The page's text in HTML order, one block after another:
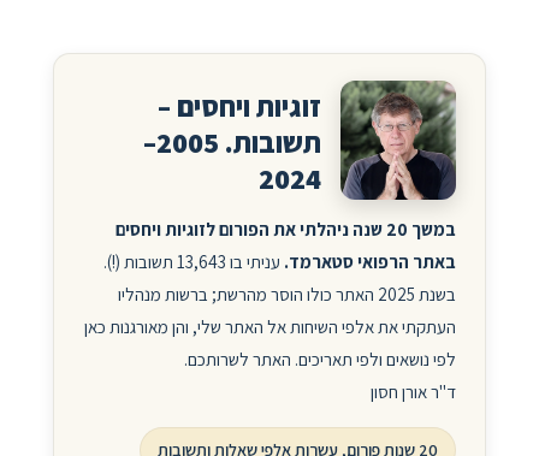
זוגיות ויחסים –
תשובות. 2005–
2024
במשך 20 שנה ניהלתי את הפורום לזוגיות ויחסים
באתר הרפואי סטארמד.
עניתי בו 13,643 תשובות (!).
בשנת 2025 האתר כולו הוסר מהרשת; ברשות מנהליו
העתקתי את אלפי השיחות אל האתר שלי, והן מאורגנות כאן
לפי נושאים ולפי תאריכים. האתר לשרותכם.
ד"ר אורן חסון
20 שנות פורום, עשרות אלפי שאלות ותשובות